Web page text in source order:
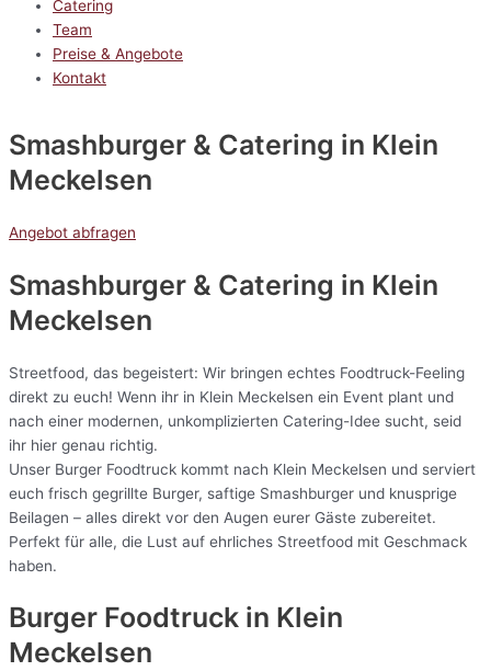
Catering
Team
Preise & Angebote
Kontakt
Smashburger & Catering in Klein
Meckelsen
Angebot abfragen
Smashburger & Catering in Klein
Meckelsen
Streetfood, das begeistert: Wir bringen echtes Foodtruck-Feeling
direkt zu euch! Wenn ihr in Klein Meckelsen ein Event plant und
nach einer modernen, unkomplizierten Catering-Idee sucht, seid
ihr hier genau richtig.
Unser Burger Foodtruck kommt nach Klein Meckelsen und serviert
euch frisch gegrillte Burger, saftige Smashburger und knusprige
Beilagen – alles direkt vor den Augen eurer Gäste zubereitet.
Perfekt für alle, die Lust auf ehrliches Streetfood mit Geschmack
haben.
Burger Foodtruck in Klein
Meckelsen